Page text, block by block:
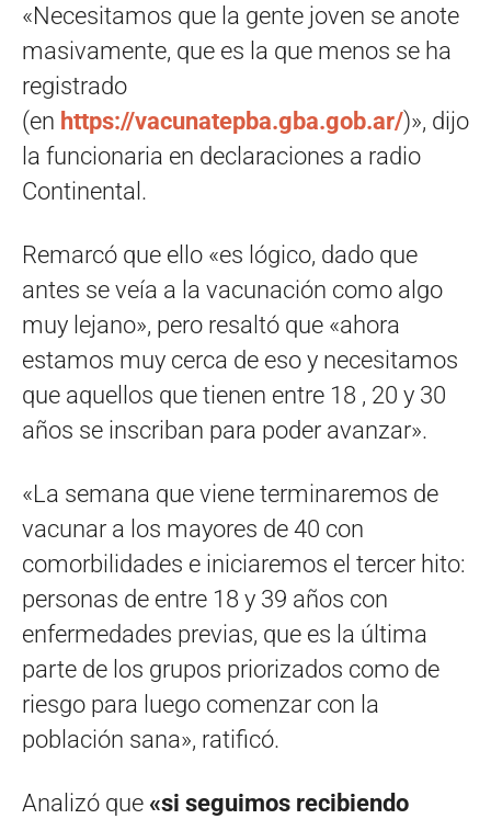
«Necesitamos que la gente joven se anote
masivamente, que es la que menos se ha
registrado
(en https://vacunatepba.gba.gob.ar/)», dijo
la funcionaria en declaraciones a radio
Continental.
Remarcó que ello «es lógico, dado que
antes se veía a la vacunación como algo
muy lejano», pero resaltó que «ahora
estamos muy cerca de eso y necesitamos
que aquellos que tienen entre 18 , 20 y 30
años se inscriban para poder avanzar».
«La semana que viene terminaremos de
vacunar a los mayores de 40 con
comorbilidades e iniciaremos el tercer hito:
personas de entre 18 y 39 años con
enfermedades previas, que es la última
parte de los grupos priorizados como de
riesgo para luego comenzar con la
población sana», ratificó.
Analizó que «si seguimos recibiendo